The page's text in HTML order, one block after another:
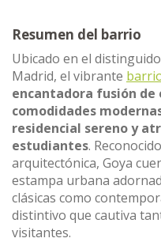
Resumen del barrio
Ubicado en el
Madrid, el vibrante
encantadora fusión
comodidades
residencial sereno y
estudiantes.
arquitectónica, Goya
estampa urbana
clásicas como
distintivo que cautiva
visitantes.